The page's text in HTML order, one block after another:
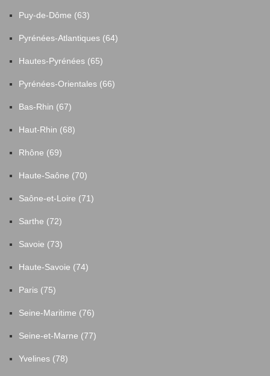
Puy-de-Dôme (63)
Pyrénées-Atlantiques (64)
Hautes-Pyrénées (65)
Pyrénées-Orientales (66)
Bas-Rhin (67)
Haut-Rhin (68)
Rhône (69)
Haute-Saône (70)
Saône-et-Loire (71)
Sarthe (72)
Savoie (73)
Haute-Savoie (74)
Paris (75)
Seine-Maritime (76)
Seine-et-Marne (77)
Yvelines (78)